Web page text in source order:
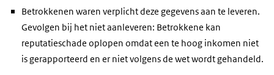
Betrokkenen waren verplicht deze gegevens aan te leveren.
Gevolgen bij het niet aanleveren: Betrokkene kan
reputatieschade oplopen omdat een te hoog inkomen niet
is gerapporteerd en er niet volgens de wet wordt gehandeld.